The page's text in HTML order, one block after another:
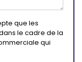
que les
le cadre de la
qui